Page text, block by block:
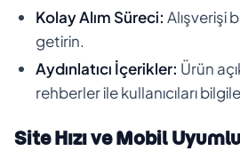
Kolay Alım Süreci: Alışverişi
getirin.
Aydınlatıcı İçerikler: Ürün
rehberler ile kullanıcıları
Site Hızı ve Mobil